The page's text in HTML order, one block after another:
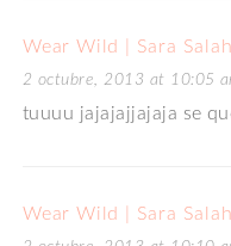
Wear Wild | Sara Salah
2 octubre, 2013 at 10:05
tuuuu jajajajjajaja se
Wear Wild | Sara Salah